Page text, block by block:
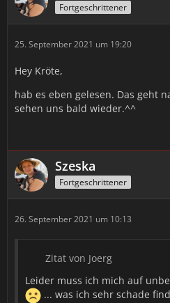
Fortgeschrittener
25. September 2021 um 19:20
Hey Kröte,
hab es eben gelesen. Das geht
sehen uns bald wieder.^^
Szeska
Fortgeschrittener
26. September 2021 um 10:13
Zitat von Joerg
Leider muss ich mich auf
... was ich sehr schade